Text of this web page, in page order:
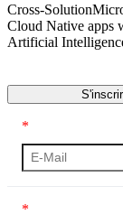
Cross-Solution
Cloud Native apps
Artificial
*
*